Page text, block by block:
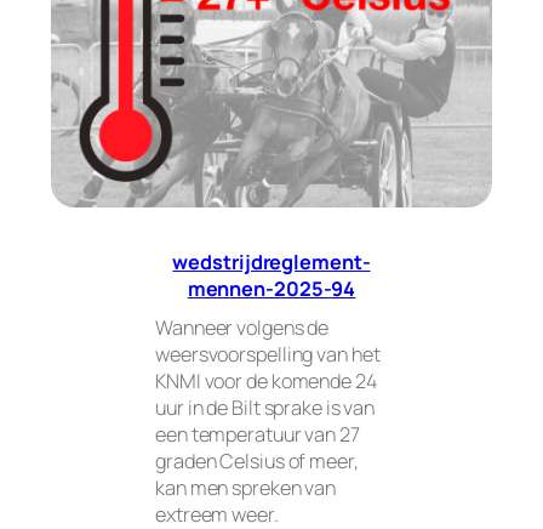
wedstrijdreglement-
mennen-2025-94
Wanneer volgens de
weersvoorspelling van het
KNMI voor de komende 24
uur in de Bilt sprake is van
een temperatuur van 27
graden Celsius of meer,
kan men spreken van
extreem weer.